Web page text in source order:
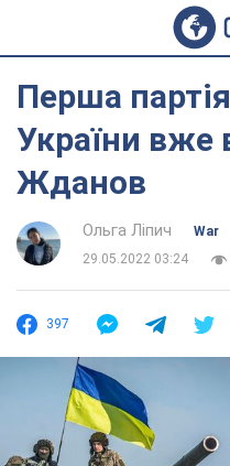
Перша
України вже
Жданов
Ольга Ліпич
War
29.05.2022 03:24
397